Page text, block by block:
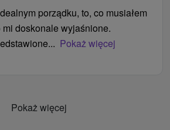
porządku, to, co musiałem
mi doskonale wyjaśnione.
Pokaż więcej
Pokaż więcej